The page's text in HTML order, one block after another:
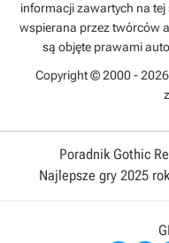
informacji zawartych na
wspierana przez twórców
są objęte prawami
Copyright © 2000 -
Poradnik Gothic
Najlepsze gry 2025